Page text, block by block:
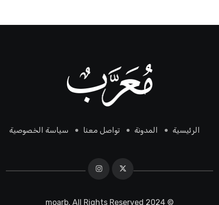
الرئيسية المدونة تواصل معنا سياسة الخصوصية
© 2024 moarb. All Rights Reserved